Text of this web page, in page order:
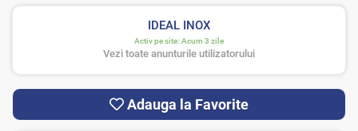
IDEAL INOX
Activ pe site: Acum 3 zile
Vezi toate anunturile utilizatorului
Adauga la Favorite